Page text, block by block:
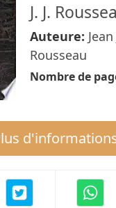
J. J.
Auteure:
Rousseau
Nombre de